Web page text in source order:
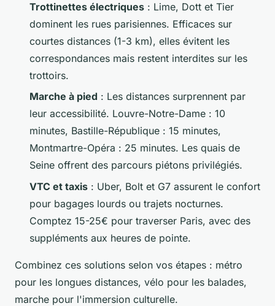
Trottinettes électriques : Lime, Dott et Tier
dominent les rues parisiennes. Efficaces sur
courtes distances (1-3 km), elles évitent les
correspondances mais restent interdites sur les
trottoirs.
Marche à pied : Les distances surprennent par
leur accessibilité. Louvre-Notre-Dame : 10
minutes, Bastille-République : 15 minutes,
Montmartre-Opéra : 25 minutes. Les quais de
Seine offrent des parcours piétons privilégiés.
VTC et taxis : Uber, Bolt et G7 assurent le confort
pour bagages lourds ou trajets nocturnes.
Comptez 15-25€ pour traverser Paris, avec des
suppléments aux heures de pointe.
Combinez ces solutions selon vos étapes : métro
pour les longues distances, vélo pour les balades,
marche pour l'immersion culturelle.